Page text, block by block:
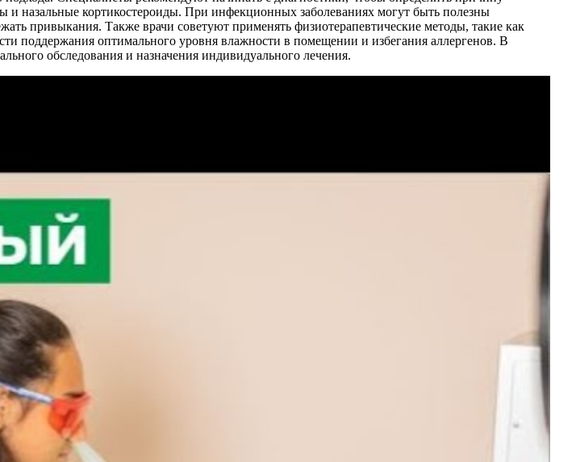
и назальные кортикостероиды. При инфекционных заболеваниях могут быть полезны
привыкания. Также врачи советуют применять физиотерапевтические методы, такие как
поддержания оптимального уровня влажности в помещении и избегания аллергенов. В
обследования и назначения индивидуального лечения.